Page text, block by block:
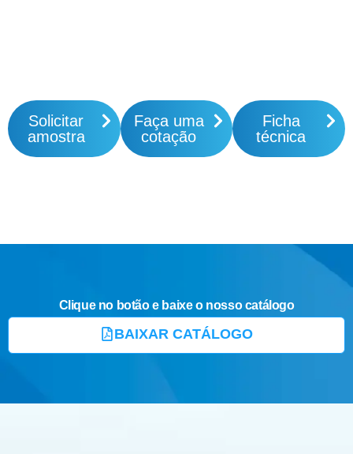
Solicitar
amostra
Faça uma
cotação
Ficha
técnica
Clique no botão e baixe o nosso catálogo
BAIXAR CATÁLOGO